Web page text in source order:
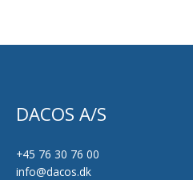
DACOS A/S
+45 76 30 76 00
info@dacos.dk